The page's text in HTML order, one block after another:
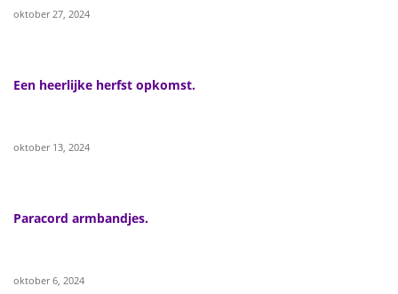
oktober 27, 2024
Een heerlijke herfst opkomst.
oktober 13, 2024
Paracord armbandjes.
oktober 6, 2024